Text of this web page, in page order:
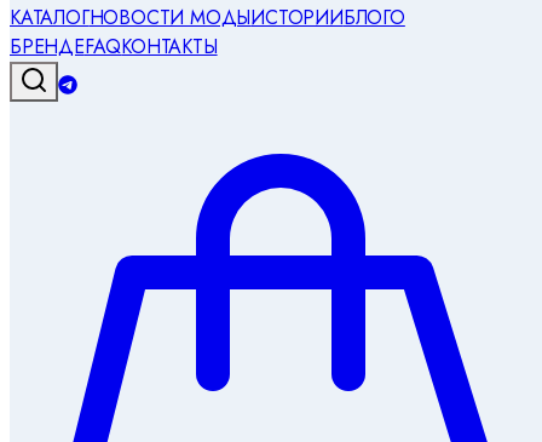
КАТАЛОГНОВОСТИ МОДЫИСТОРИИБЛОГО
БРЕНДЕFAQКОНТАКТЫ